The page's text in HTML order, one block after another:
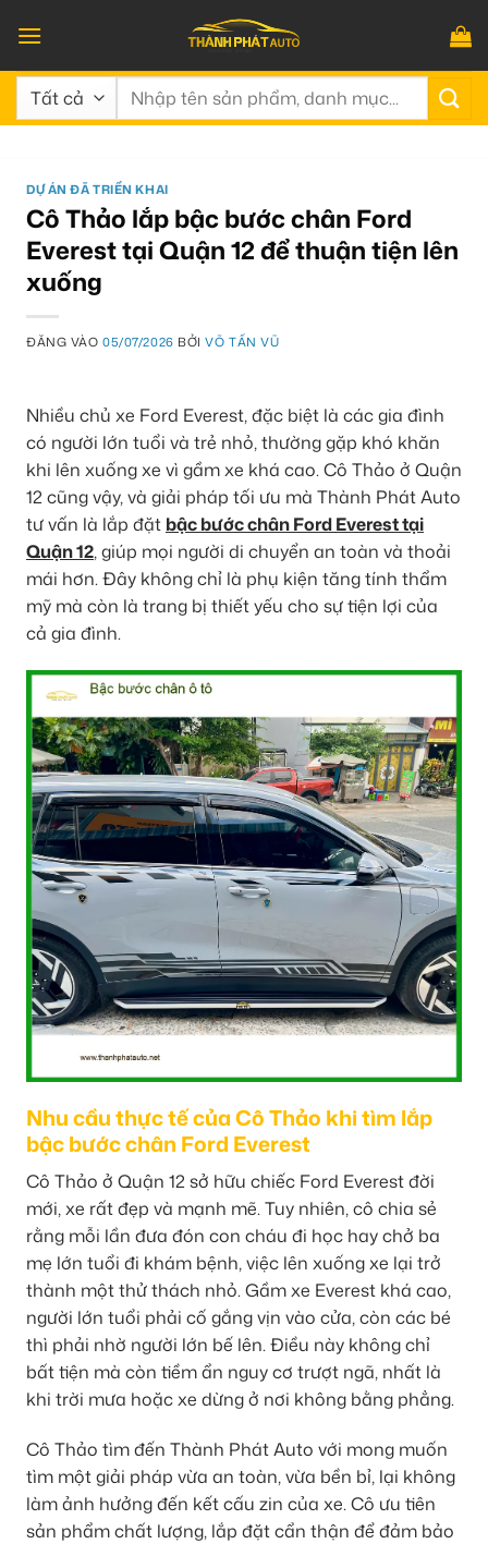
qua
nội
dung
Tìm
DỰ ÁN ĐÃ TRIỂN KHAI
Cô Thảo lắp bậc bước chân Ford
Everest tại Quận 12 để thuận tiện lên
xuống
ĐĂNG VÀO05/07/2026 BỞIVÕ TẤN VŨ
Nhiều chủ xe Ford Everest, đặc biệt là các gia đình
có người lớn tuổi và trẻ nhỏ, thường gặp khó khăn
khi lên xuống xe vì gầm xe khá cao. Cô Thảo ở Quận
12 cũng vậy, và giải pháp tối ưu mà Thành Phát Auto
tư vấn là lắp đặt bậc bước chân Ford Everest tại
Quận 12, giúp mọi người di chuyển an toàn và thoải
mái hơn. Đây không chỉ là phụ kiện tăng tính thẩm
mỹ mà còn là trang bị thiết yếu cho sự tiện lợi của
cả gia đình.
Nhu cầu thực tế của Cô Thảo khi tìm lắp
bậc bước chân Ford Everest
Cô Thảo ở Quận 12 sở hữu chiếc Ford Everest đời
mới, xe rất đẹp và mạnh mẽ. Tuy nhiên, cô chia sẻ
rằng mỗi lần đưa đón con cháu đi học hay chở ba
mẹ lớn tuổi đi khám bệnh, việc lên xuống xe lại trở
thành một thử thách nhỏ. Gầm xe Everest khá cao,
người lớn tuổi phải cố gắng vịn vào cửa, còn các bé
thì phải nhờ người lớn bế lên. Điều này không chỉ
bất tiện mà còn tiềm ẩn nguy cơ trượt ngã, nhất là
khi trời mưa hoặc xe dừng ở nơi không bằng phẳng.
Cô Thảo tìm đến Thành Phát Auto với mong muốn
tìm một giải pháp vừa an toàn, vừa bền bỉ, lại không
làm ảnh hưởng đến kết cấu zin của xe. Cô ưu tiên
sản phẩm chất lượng, lắp đặt cẩn thận để đảm bảo